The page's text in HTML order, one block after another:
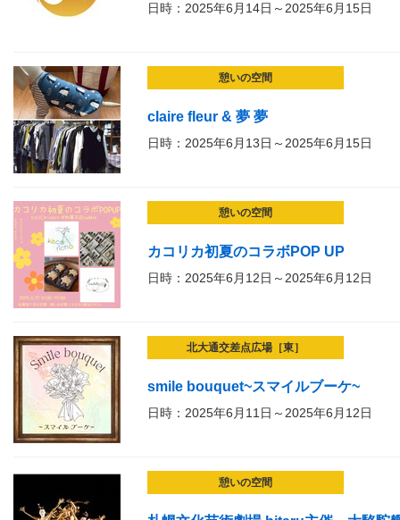
日時：2025年6月14日～2025年6月15日
憩いの空間
claire fleur & 夢 夢
日時：2025年6月13日～2025年6月15日
憩いの空間
カコリカ初夏のコラボPOP UP
日時：2025年6月12日～2025年6月12日
北大通交差点広場［東］
smile bouquet~スマイルブーケ~
日時：2025年6月11日～2025年6月12日
憩いの空間